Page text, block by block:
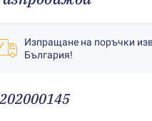
Изпращане на поръчки
България!